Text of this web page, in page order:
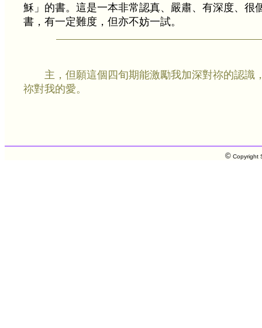
穌」的書。這是一本非常認真、嚴肅、有深度、很
書，有一定難度，但亦不妨一試。
主，但願這個四旬期能激勵我加深對祢的認識
祢對我的愛。
©Copyright